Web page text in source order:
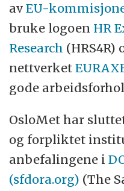
avEU-
bruke logoen HR
Research (HRS4R)
nettverket
gode
OsloMet har
og forpliktet
anbefalingene i
(sfdora.org) (The